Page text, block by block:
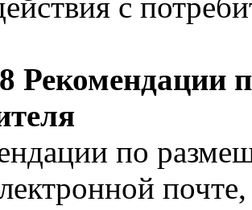
с
Рекомендации
по